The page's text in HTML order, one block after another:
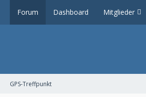
Forum Dashboard Mitglieder
GPS-Treffpunkt